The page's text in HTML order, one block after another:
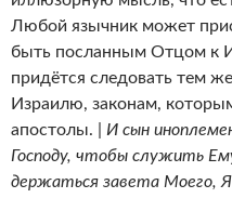
Любой язычник может
быть посланным Отцом к
придётся следовать тем
Израилю, законам,
апостолы. | И сын
Господу, чтобы служить
держаться завета Моего,